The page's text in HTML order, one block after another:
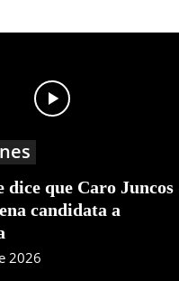
dice que Caro Juncos
candidata a
2026